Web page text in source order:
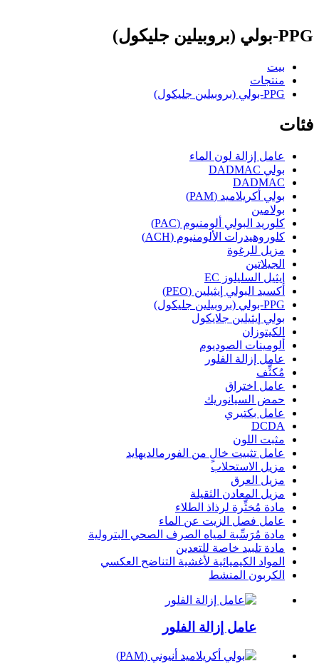
PPG-بولي (بروبيلين جليكول)
بيت
منتجات
PPG-بولي (بروبيلين جليكول)
فئات
عامل إزالة لون الماء
بولي DADMAC
DADMAC
بولي أكريلاميد (PAM)
بولامين
كلوريد البولي ألومنيوم (PAC)
كلوروهيدرات الألومنيوم (ACH)
مزيل للرغوة
الجيلاتين
إيثيل السليلوز EC
أكسيد البولي إيثيلين (PEO)
PPG-بولي (بروبيلين جليكول)
بولي إيثيلين جلايكول
الكيتوزان
ألومينات الصوديوم
عامل إزالة الفلور
مُكثِّف
عامل اختراق
حمض السيانوريك
عامل بكتيري
DCDA
مثبت اللون
عامل تثبيت خالٍ من الفورمالديهايد
مزيل الاستحلاب
مزيل العرق
مزيل المعادن الثقيلة
مادة مُخثِّرة لرذاذ الطلاء
عامل فصل الزيت عن الماء
مادة مُرَسِّبة لمياه الصرف الصحي البترولية
مادة تلبيد خاصة للتعدين
المواد الكيميائية لأغشية التناضح العكسي
الكربون المنشط
عامل إزالة الفلور